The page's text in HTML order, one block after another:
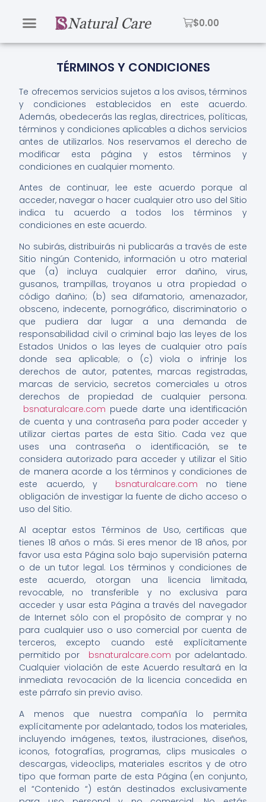
$0.00
TÉRMINOS Y CONDICIONES
Te ofrecemos servicios sujetos a los avisos, términos
y condiciones establecidos en este acuerdo.
Además, obedecerás las reglas, directrices, políticas,
términos y condiciones aplicables a dichos servicios
antes de utilizarlos. Nos reservamos el derecho de
modificar esta página y estos términos y
condiciones en cualquier momento.
Antes de continuar, lee este acuerdo porque al
acceder, navegar o hacer cualquier otro uso del Sitio
indica tu acuerdo a todos los términos y
condiciones en este acuerdo.
No subirás, distribuirás ni publicarás a través de este
Sitio ningún Contenido, información u otro material
que (a) incluya cualquier error dañino, virus,
gusanos, trampillas, troyanos u otra propiedad o
código dañino; (b) sea difamatorio, amenazador,
obsceno, indecente, pornográfico, discriminatorio o
que pudiera dar lugar a una demanda de
responsabilidad civil o criminal bajo las leyes de los
Estados Unidos o las leyes de cualquier otro país
donde sea aplicable; o (c) viola o infrinje los
derechos de autor, patentes, marcas registradas,
marcas de servicio, secretos comerciales u otros
derechos de propiedad de cualquier persona.
bsnaturalcare.com puede darte una identificación
de cuenta y una contraseña para poder acceder y
utilizar ciertas partes de esta Sitio. Cada vez que
uses una contraseña o identificación, se te
considera autorizado para acceder y utilizar el Sitio
de manera acorde a los términos y condiciones de
este acuerdo, y bsnaturalcare.com no tiene
obligación de investigar la fuente de dicho acceso o
uso del Sitio.
Al aceptar estos Términos de Uso, certificas que
tienes 18 años o más. Si eres menor de 18 años, por
favor usa esta Página solo bajo supervisión paterna
o de un tutor legal. Los términos y condiciones de
este acuerdo, otorgan una licencia limitada,
revocable, no transferible y no exclusiva para
acceder y usar esta Página a través del navegador
de Internet sólo con el propósito de comprar y no
para cualquier uso o uso comercial por cuenta de
terceros, excepto cuando esté explícitamente
permitido por bsnaturalcare.com por adelantado.
Cualquier violación de este Acuerdo resultará en la
inmediata revocación de la licencia concedida en
este párrafo sin previo aviso.
A menos que nuestra compañía lo permita
explícitamente por adelantado, todos los materiales,
incluyendo imágenes, textos, ilustraciones, diseños,
iconos, fotografías, programas, clips musicales o
descargas, videoclips, materiales escritos y de otro
tipo que forman parte de esta Página (en conjunto,
el “Contenido “) están destinados exclusivamente